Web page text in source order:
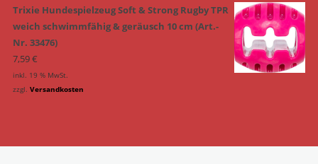
Trixie Hundespielzeug Soft & Strong Rugby TPR
weich schwimmfähig & geräusch 10 cm (Art.-
Nr. 33476)
7,59€
inkl. 19 % MwSt.
zzgl. Versandkosten